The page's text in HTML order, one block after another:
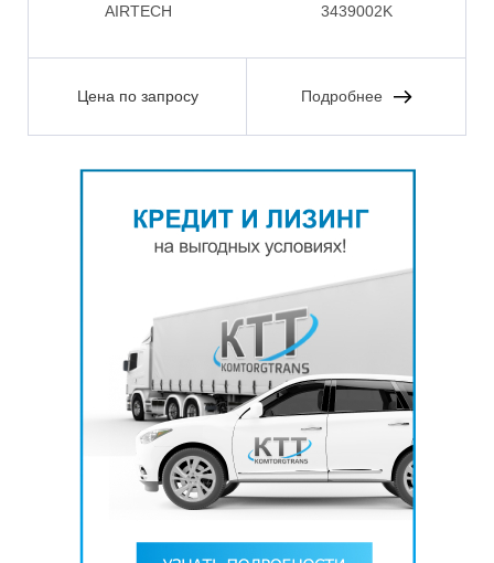
AIRTECH
3439002K
Цена по запросу Подробнее